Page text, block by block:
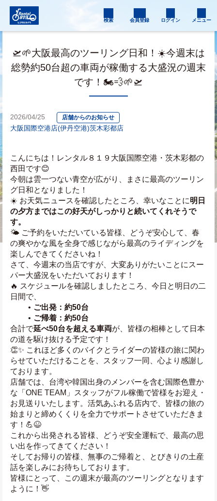
検索 会員登録 ログイン メニュー
🛫🌱大阪最高のツーリング日和！☀️今週末は
総勢約50台超の車両が稼働する大盛況の週末
です！🏍️💨🌱🛫
2026/04/25 店舗からのお知らせ
大阪国際空港店(伊丹空港)茨木彩都店
こんにちは！レンタル８１９大阪国際空港・茨木彩都の
西田です😊
今朝は雲一つない青空が広がり、まさに最高のツーリン
グ日和となりました！
☀️ お天気ニュースを確認したところ、幸いなことに明日
の夕方まではこの好天がしっかりと続いてくれそうで
す。
🌤️ ご予約をいただいている皆様、どうぞ安心して、春
の爽やかな風を全身で感じながら最高のライディングを
楽しんできてくださいね！
さて、今週末の当店ですが、大変ありがたいことにスー
パー大盛況をいただいております！
🔥 スケジュールを確認しましたところ、今日と明日の二
日間で、
ご出発：約50台
ご帰着：約50台
合計で延べ50台を超える車両が、皆様の相棒として日本
の道を駆け抜ける予定です！
👏✨ これほど多くのバイクとライダーの皆様の旅に関わ
らせていただけることを、スタッフ一同、心より感謝し
ております。
店舗では、台湾や韓国出身のメンバーを含む国際色豊か
な「ONE TEAM」スタッフがフル稼働で皆様をお迎え・
お見送りいたします。活気あふれる店内で、皆様の旅の
始まりと締めくくりを全力でサポートさせていただきま
す！💪😆
これから出発される皆様、どうぞ安全運転で、最高の思
い出を作ってきてください！
そしてお帰りの皆様、無事のご帰着と、とびきりの土産
話を楽しみにお待ちしております。
皆様にとって、この週末が最高のツーリングとなります
ように！👋